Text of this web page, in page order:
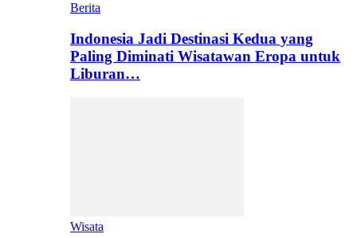
Berita
Indonesia Jadi Destinasi Kedua yang
Paling Diminati Wisatawan Eropa untuk
Liburan…
Wisata